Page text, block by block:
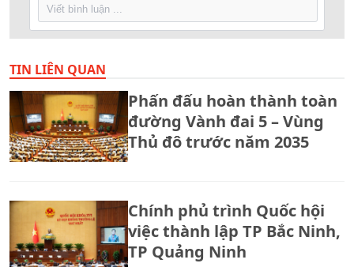
TIN LIÊN QUAN
Phấn đấu hoàn thành toàn
đường Vành đai 5 – Vùng
Thủ đô trước năm 2035
Chính phủ trình Quốc hội
việc thành lập TP Bắc Ninh,
TP Quảng Ninh